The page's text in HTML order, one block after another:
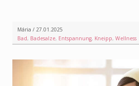
Mária / 27.01.2025
Bad, Badesalze, Entspannung, Kneipp, Wellness